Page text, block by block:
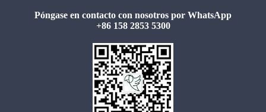
Póngase en contacto con nosotros por WhatsApp
+86 158 2853 5300